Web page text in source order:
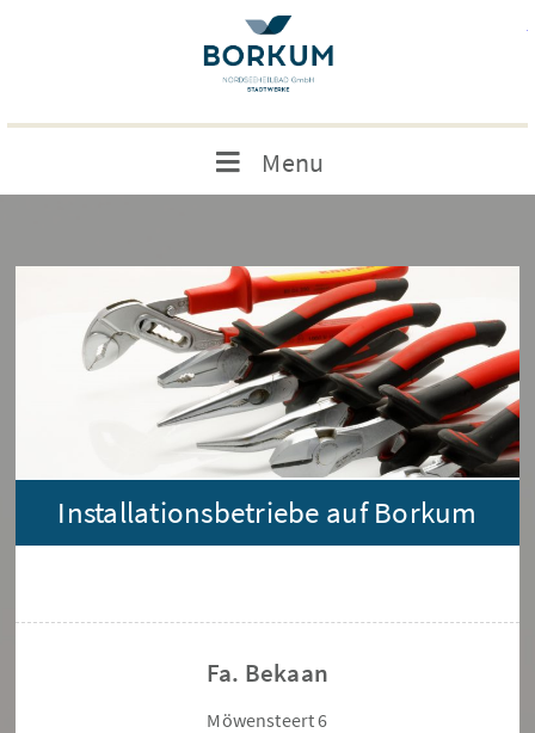
Menu
Installationsbetriebe auf Borkum
Fa. Bekaan
Möwensteert 6